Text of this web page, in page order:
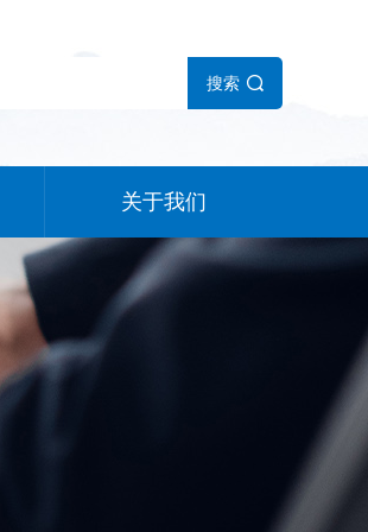
搜索
关于我们